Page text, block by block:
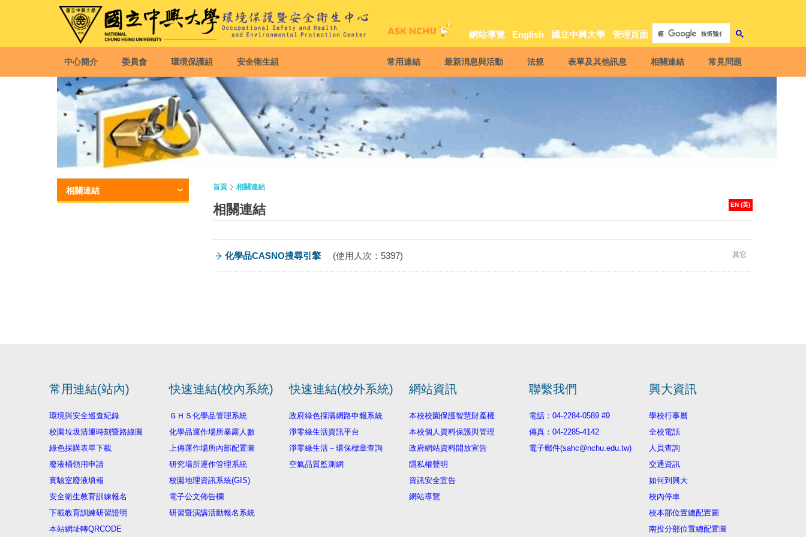
網站導覽 English 國立中興大學 管理頁面
中心簡介 委員會 環境保護組 安全衛生組 常用連結 最新消息與活動 法規 表單及其他訊息 相關連結 常見問題
相關連結 首頁 相關連結
EN (英)
相關連結
化學品CASNO搜尋引擎 (使用人次：5397) 其它
常用連結(站內)
環境與安全巡查紀錄
校園垃圾清運時刻暨路線圖
綠色採購表單下載
廢液桶領用申請
實驗室廢液填報
安全衛生教育訓練報名
下載教育訓練研習證明
本站網址轉QRCODE
快速連結(校內系統)
ＧＨＳ化學品管理系統
化學品運作場所暴露人數
上傳運作場所內部配置圖
研究場所運作管理系統
校園地理資訊系統(GIS)
電子公文佈告欄
研習暨演講活動報名系統
快速連結(校外系統)
政府綠色採購網路申報系統
淨零綠生活資訊平台
淨零綠生活－環保標章查詢
空氣品質監測網
網站資訊
本校校園保護智慧財產權
本校個人資料保護與管理
政府網站資料開放宣告
隱私權聲明
資訊安全宣告
網站導覽
聯繫我們
電話：04-2284-0589 #9
傳真：04-2285-4142
電子郵件(sahc@nchu.edu.tw)
興大資訊
學校行事曆
全校電話
人員查詢
交通資訊
如何到興大
校內停車
校本部位置總配置圖
南投分部位置總配置圖